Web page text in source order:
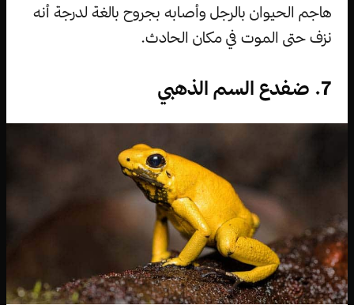
هاجم الحيوان بالرجل وأصابه بجروح بالغة لدرجة أنه
نزف حتى الموت في مكان الحادث.
7. ضفدع السم الذهبي